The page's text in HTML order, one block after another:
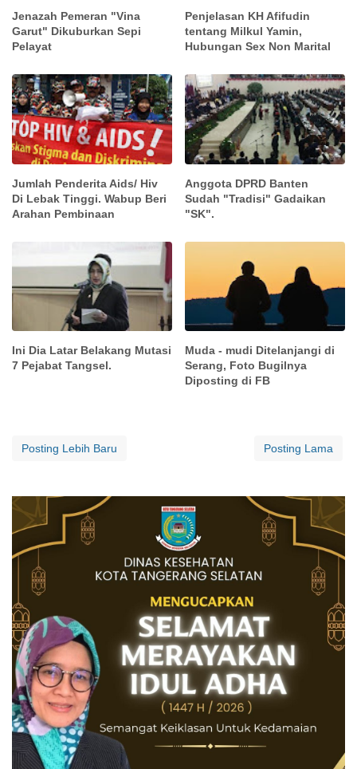
Jenazah Pemeran "Vina
Garut" Dikuburkan Sepi
Pelayat
Penjelasan KH Afifudin
tentang Milkul Yamin,
Hubungan Sex Non Marital
Jumlah Penderita Aids/ Hiv
Di Lebak Tinggi. Wabup Beri
Arahan Pembinaan
Anggota DPRD Banten
Sudah "Tradisi" Gadaikan
"SK".
Ini Dia Latar Belakang Mutasi
7 Pejabat Tangsel.
Muda - mudi Ditelanjangi di
Serang, Foto Bugilnya
Diposting di FB
Posting Lebih Baru Posting Lama